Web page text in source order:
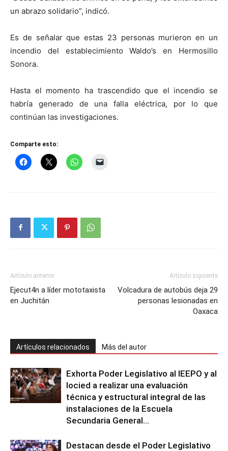
un abrazo solidario”, indicó.
Es de señalar que estas 23 personas murieron en un
incendio del establecimiento Waldo’s en Hermosillo
Sonora.
Hasta el momento ha trascendido que el incendio se
habría generado de una falla eléctrica, por lo que
continúan las investigaciones.
Comparte esto:
Artículo anterior
Ejecut4n a líder mototaxista
en Juchitán
Artículo siguiente
Volcadura de autobús deja 29
personas lesionadas en
Oaxaca
Artículos relacionados Más del autor
Exhorta Poder Legislativo al IEEPO y al
Iocied a realizar una evaluación
técnica y estructural integral de las
instalaciones de la Escuela
Secundaria General...
Destacan desde el Poder Legislativo